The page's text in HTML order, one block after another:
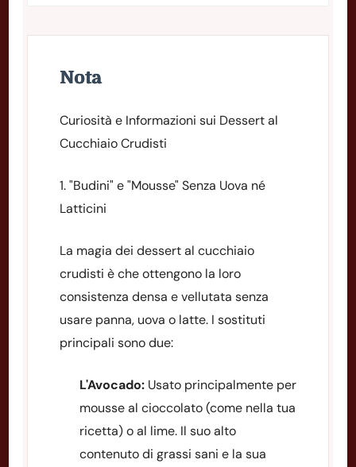
Nota
Curiosità e Informazioni sui Dessert al
Cucchiaio Crudisti
1. "Budini" e "Mousse" Senza Uova né
Latticini
La magia dei dessert al cucchiaio
crudisti è che ottengono la loro
consistenza densa e vellutata senza
usare panna, uova o latte. I sostituti
principali sono due:
L'Avocado: Usato principalmente per
mousse al cioccolato (come nella tua
ricetta) o al lime. Il suo alto
contenuto di grassi sani e la sua